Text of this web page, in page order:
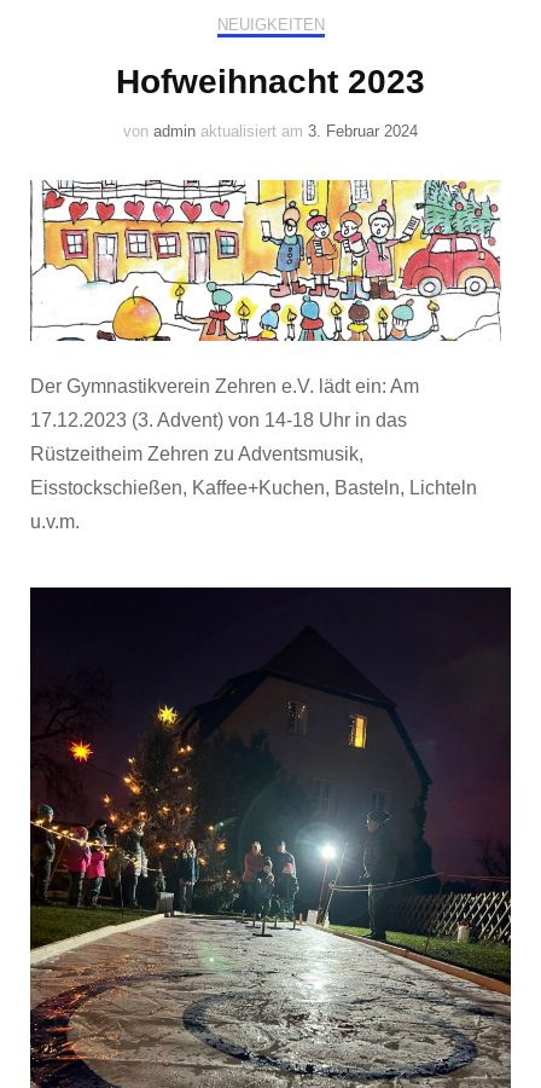
NEUIGKEITEN
Hofweihnacht 2023
von admin aktualisiert am 3. Februar 2024
Der Gymnastikverein Zehren e.V. lädt ein: Am
17.12.2023 (3. Advent) von 14-18 Uhr in das
Rüstzeitheim Zehren zu Adventsmusik,
Eisstockschießen, Kaffee+Kuchen, Basteln, Lichteln
u.v.m.